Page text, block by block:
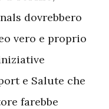
dovrebbero
vero e proprio
e Salute che
farebbe